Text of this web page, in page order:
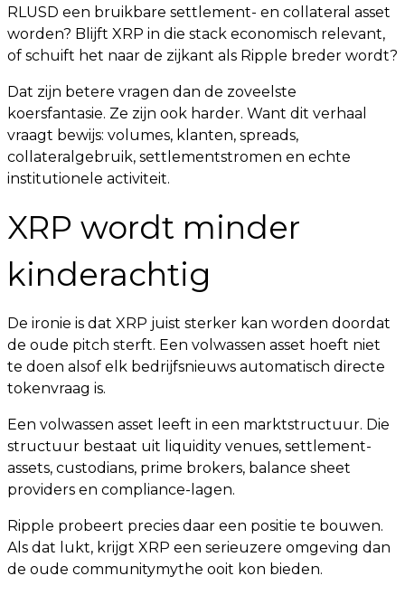
RLUSD een bruikbare settlement- en collateral asset
worden? Blijft XRP in die stack economisch relevant,
of schuift het naar de zijkant als Ripple breder wordt?
Dat zijn betere vragen dan de zoveelste
koersfantasie. Ze zijn ook harder. Want dit verhaal
vraagt bewijs: volumes, klanten, spreads,
collateralgebruik, settlementstromen en echte
institutionele activiteit.
XRP wordt minder
kinderachtig
De ironie is dat XRP juist sterker kan worden doordat
de oude pitch sterft. Een volwassen asset hoeft niet
te doen alsof elk bedrijfsnieuws automatisch directe
tokenvraag is.
Een volwassen asset leeft in een marktstructuur. Die
structuur bestaat uit liquidity venues, settlement-
assets, custodians, prime brokers, balance sheet
providers en compliance-lagen.
Ripple probeert precies daar een positie te bouwen.
Als dat lukt, krijgt XRP een serieuzere omgeving dan
de oude communitymythe ooit kon bieden.